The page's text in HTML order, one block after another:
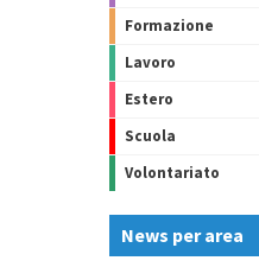
Formazione
Lavoro
Estero
Scuola
Volontariato
News per area